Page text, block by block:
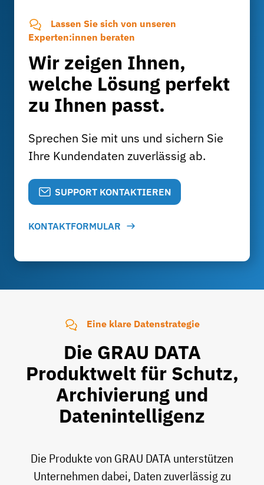
Lassen Sie sich von unseren
Experten:innen beraten
Wir zeigen Ihnen,
welche Lösung perfekt
zu Ihnen passt.
Sprechen Sie mit uns und sichern Sie
Ihre Kundendaten zuverlässig ab.
SUPPORT KONTAKTIEREN
KONTAKTFORMULAR
Eine klare Datenstrategie
Die GRAU DATA
Produktwelt für Schutz,
Archivierung und
Datenintelligenz
Die Produkte von GRAU DATA unterstützen
Unternehmen dabei, Daten zuverlässig zu